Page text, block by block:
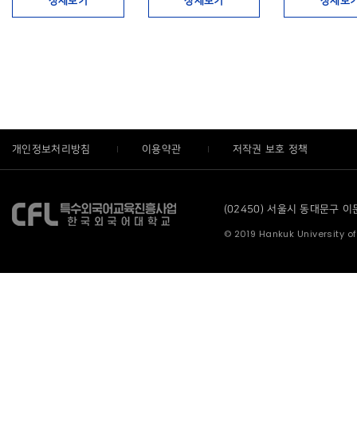
개인정보처리방침 이용약관 저작권 보호 정책
(02450) 서울시 동대문구
© 2019 Hankuk University